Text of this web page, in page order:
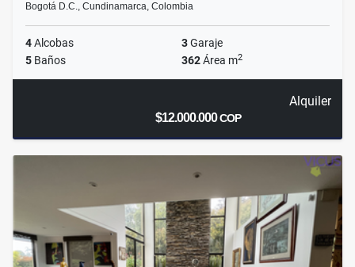
Bogotá D.C., Cundinamarca, Colombia
4Alcobas 3Garaje
5 Baños 362Área m2
Alquiler
$12.000.000COP